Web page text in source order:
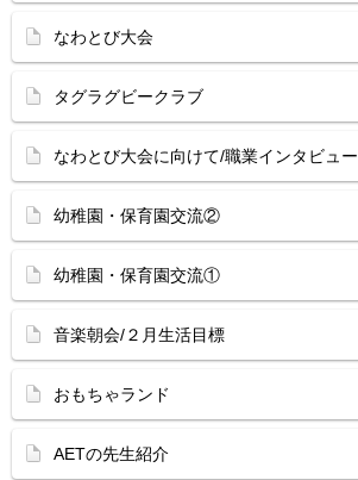
なわとび大会
タグラグビークラブ
なわとび大会に向けて/職業インタビュー
幼稚園・保育園交流②
幼稚園・保育園交流①
音楽朝会/２月生活目標
おもちゃランド
AETの先生紹介